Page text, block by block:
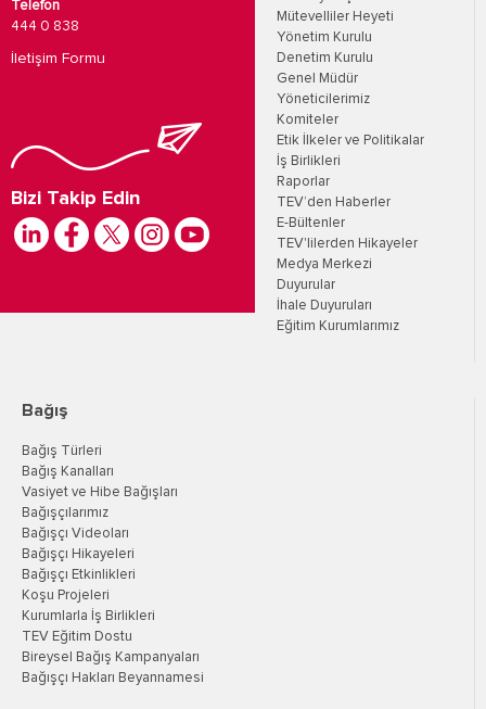
Telefon
444 0 838
İletişim Formu
Bizi Takip Edin
Mütevelliler Heyeti
Yönetim Kurulu
Denetim Kurulu
Genel Müdür
Yöneticilerimiz
Komiteler
Etik İlkeler ve Politikalar
İş Birlikleri
Raporlar
TEV’den Haberler
E-Bültenler
TEV'lilerden Hikayeler
Medya Merkezi
Duyurular
İhale Duyuruları
Eğitim Kurumlarımız
Bağış
Bağış Türleri
Bağış Kanalları
Vasiyet ve Hibe Bağışları
Bağışçılarımız
Bağışçı Videoları
Bağışçı Hikayeleri
Bağışçı Etkinlikleri
Koşu Projeleri
Kurumlarla İş Birlikleri
TEV Eğitim Dostu
Bireysel Bağış Kampanyaları
Bağışçı Hakları Beyannamesi